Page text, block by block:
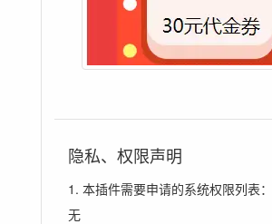
隐私、权限声明
1. 本插件需要申请的系统权限列表：
无